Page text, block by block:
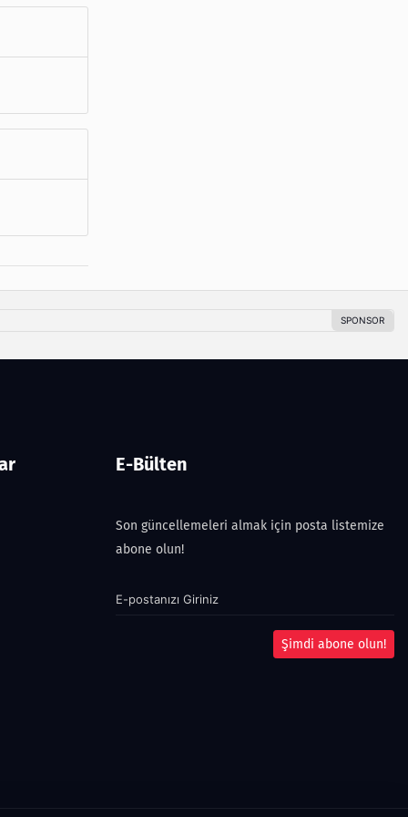
E-Bülten
Son güncellemeleri almak için posta listemize
abone olun!
Şimdi abone olun!